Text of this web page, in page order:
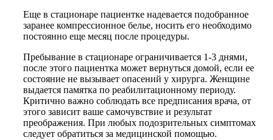
Еще в стационаре пациентке надевается подобранное
заранее компрессионное белье, носить его необходимо
постоянно еще месяц после процедуры.
Пребывание в стационаре ограничивается 1-3 днями,
после этого пациентка может вернуться домой, если ее
состояние не вызывает опасений у хирурга. Женщине
выдается памятка по реабилитационному периоду.
Критично важно соблюдать все предписания врача, от
этого зависит ваше самочувствие и результат
преображения. При любых подозрительных симптомах
следует обратиться за медицинской помощью.